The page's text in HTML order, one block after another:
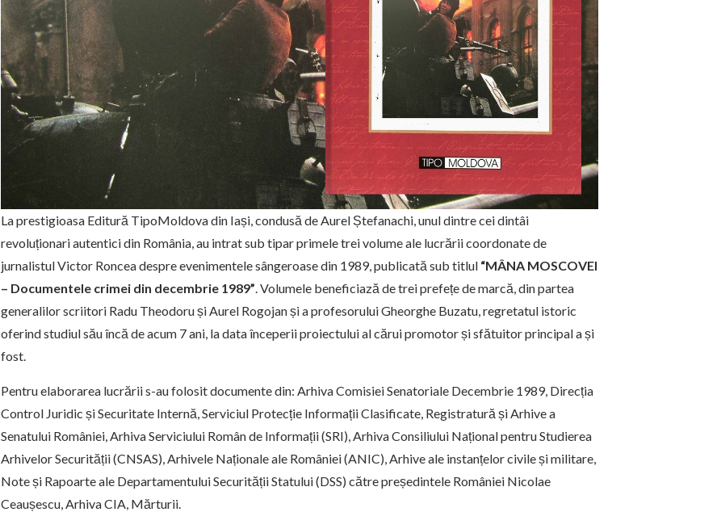
La prestigioasa Editură TipoMoldova din Iași, condusă de Aurel Ștefanachi, unul dintre cei dintâi
revoluționari autentici din România, au intrat sub tipar primele trei volume ale lucrării coordonate de
jurnalistul Victor Roncea despre evenimentele sângeroase din 1989, publicată sub titlul “MÂNA MOSCOVEI
– Documentele crimei din decembrie 1989”. Volumele beneficiază de trei prefețe de marcă, din partea
generalilor scriitori Radu Theodoru și Aurel Rogojan și a profesorului Gheorghe Buzatu, regretatul istoric
oferind studiul său încă de acum 7 ani, la data începerii proiectului al cărui promotor și sfătuitor principal a și
fost.
Pentru elaborarea lucrării s-au folosit documente din: Arhiva Comisiei Senatoriale Decembrie 1989, Direcția
Control Juridic și Securitate Internă, Serviciul Protecție Informații Clasificate, Registratură și Arhive a
Senatului României, Arhiva Serviciului Român de Informații (SRI), Arhiva Consiliului Național pentru Studierea
Arhivelor Securității (CNSAS), Arhivele Naționale ale României (ANIC), Arhive ale instanțelor civile și militare,
Note și Rapoarte ale Departamentului Securității Statului (DSS) către președintele României Nicolae
Ceaușescu, Arhiva CIA, Mărturii.